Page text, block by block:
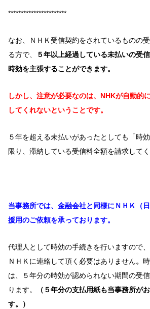
***********************
なお、ＮＨＫ受信契約をされているものの
る方で、
５年以上経過している未払いの受
時効を主張することができます。
しかし、注意が必要なのは、NHKが自動的
してくれないということです。
５年を超える未払いがあったとしても「時
限り、滞納している受信料全額を請求して
当事務所では、金融会社と同様にＮＨＫ（
援用のご依頼を承っております。
代理人として時効の手続きを行いますので
ＮＨＫに連絡して頂く必要はありません。
は、５年分の時効が認められない期間の受
ります。
（５年分の支払用紙も当事務所が
す。）